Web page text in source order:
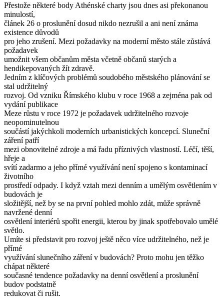
Přestože některé body Athénské charty jsou dnes asi překonanou
minulostí,
článek 26 o proslunění dosud nikdo nezrušil a ani není známa
existence důvodů
pro jeho zrušení. Mezi požadavky na moderní město stále zůstává
požadavek
umožnit všem občanům města včetně občanů starých a
hendikepovaných žít zdravě.
Jedním z klíčových problémů soudobého městského plánování se
stal udržitelný
rozvoj. Od vzniku Římského klubu v roce 1968 a zejména pak od
vydání publikace
Meze růstu v roce 1972 je požadavek udržitelného rozvoje
neopominutelnou
součástí jakýchkoli moderních urbanistických koncepcí. Sluneční
záření patří
mezi obnovitelné zdroje a má řadu příznivých vlastností. Léčí, těší,
hřeje a
svítí zadarmo a jeho přímé využívání není spojeno s kontaminací
životního
prostředí odpady. I když vztah mezi denním a umělým osvětlením v
budovách je
složitější, než by se na první pohled mohlo zdát, může správně
navržené denní
osvětlení interiérů spořit energii, kterou by jinak spotřebovalo umělé
světlo.
Umíte si představit pro rozvoj ještě něco více udržitelného, než je
přímé
využívání slunečního záření v budovách? Proto mohu jen těžko
chápat některé
současné tendence požadavky na denní osvětlení a proslunění
budov podstatně
redukovat či rušit.